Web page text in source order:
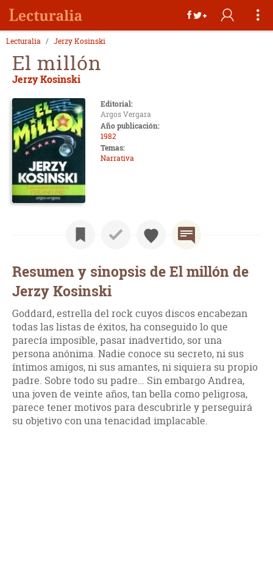
Lecturalia Jerzy Kosinski
El millón
Jerzy Kosinski
Editorial:
Argos Vergara
Año publicación:
1982
Temas:
Narrativa
Resumen y sinopsis de El millón de
Jerzy Kosinski
Goddard, estrella del rock cuyos discos encabezan
todas las listas de éxitos, ha conseguido lo que
parecía imposible, pasar inadvertido, sor una
persona anónima. Nadie conoce su secreto, ni sus
íntimos amigos, ni sus amantes, ni siquiera su propio
padre. Sobre todo su padre… Sin embargo Andrea,
una joven de veinte años, tan bella como peligrosa,
parece tener motivos para descubrirle y perseguirá
su objetivo con una tenacidad implacable.